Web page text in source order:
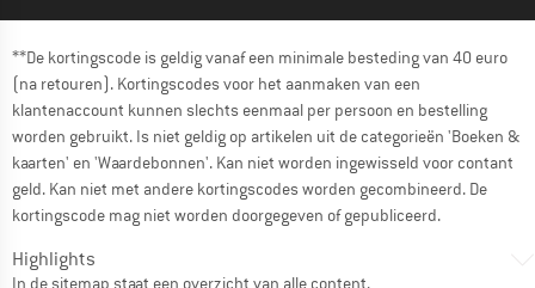
**De kortingscode is geldig vanaf een minimale besteding van 40 euro
(na retouren). Kortingscodes voor het aanmaken van een
klantenaccount kunnen slechts eenmaal per persoon en bestelling
worden gebruikt. Is niet geldig op artikelen uit de categorieën 'Boeken &
kaarten' en 'Waardebonnen'. Kan niet worden ingewisseld voor contant
geld. Kan niet met andere kortingscodes worden gecombineerd. De
kortingscode mag niet worden doorgegeven of gepubliceerd.
Highlights
In desitemap staat een overzicht van alle content.